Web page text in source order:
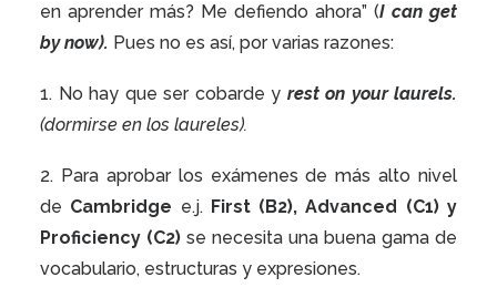
en aprender más? Me defiendo ahora” (I can get
by now). Pues no es así, por varias razones:
1. No hay que ser cobarde y rest on your laurels.
(dormirse en los laureles).
2. Para aprobar los exámenes de más alto nivel
de Cambridge e.j. First (B2), Advanced (C1) y
Proficiency (C2) se necesita una buena gama de
vocabulario, estructuras y expresiones.